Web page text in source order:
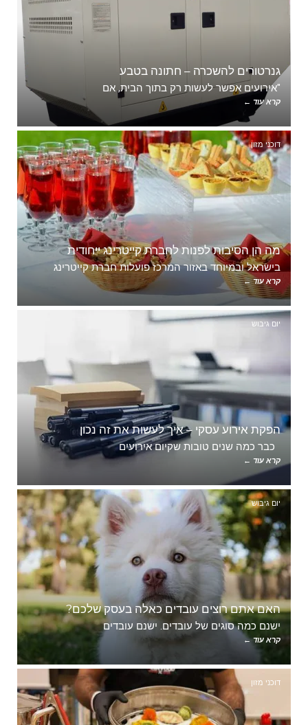
גנרטורים להשכרה – חתונה בטבע
"אירועים אפשר לעשות רק בתוך הבית, אם
קרא עוד ←
דוכני מזון
מה הן הסיבות לפנות לחברת קייטרינג ייחודית
בישראל ובמיוחד באזור המרכז פועלות חברת קייטרינג
קרא עוד ←
יום גיבוש
הפקת אירוע עסקי – איך לעשות את זה נכון
כבר כמה שנים טובות שקיום אירועים
קרא עוד ←
יום גיבוש
האם אתם רוצים עובדים כאלה בעסק שלכם?
ישנם כמה סוגים של עובדים. ישנם עובדים
קרא עוד ←
דוכני מזון